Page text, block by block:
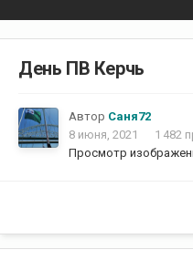
День ПВ Керчь
Автор Саня72
8 июня, 2021
1 482
Просмотр